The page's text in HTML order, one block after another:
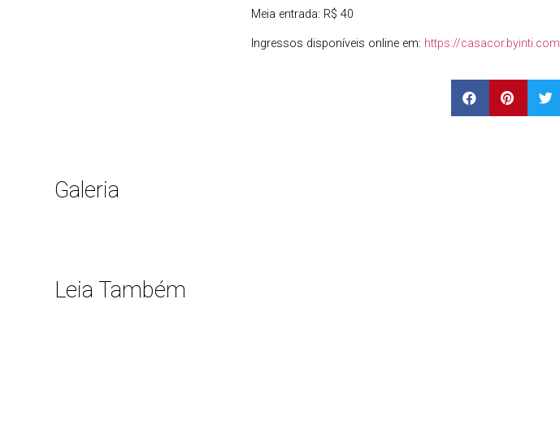
Meia entrada: R$ 40
Ingressos disponíveis online em: https://casacor.byinti.com
Galeria
Leia Também